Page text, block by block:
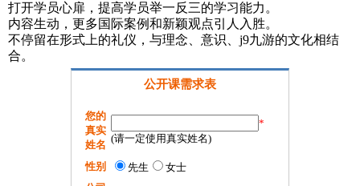
打开学员心扉，提高学员举一反三的学习能力。
内容生动，更多国际案例和新颖观点引人入胜。
不停留在形式上的礼仪，与理念、意识、j9九游的文化相结
合。
公开课需求表
您的
真实
姓名
*
(请一定使用真实姓名)
性别 先生
女士